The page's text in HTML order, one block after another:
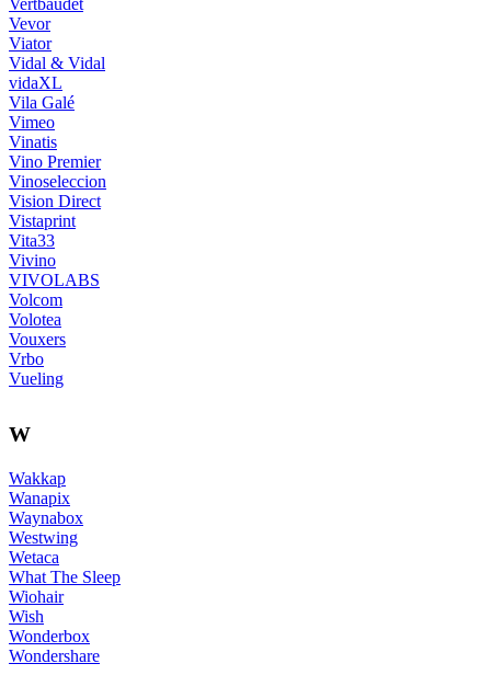
Vertbaudet
Vevor
Viator
Vidal & Vidal
vidaXL
Vila Galé
Vimeo
Vinatis
Vino Premier
Vinoseleccion
Vision Direct
Vistaprint
Vita33
Vivino
VIVOLABS
Volcom
Volotea
Vouxers
Vrbo
Vueling
W
Wakkap
Wanapix
Waynabox
Westwing
Wetaca
What The Sleep
Wiohair
Wish
Wonderbox
Wondershare